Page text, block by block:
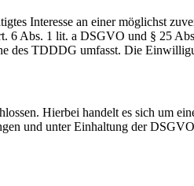
Interesse an einer möglichst
6 Abs. 1 lit. a DSGVO und § 25
des TDDDG umfasst. Die
Hierbei handelt es sich um
und unter Einhaltung der